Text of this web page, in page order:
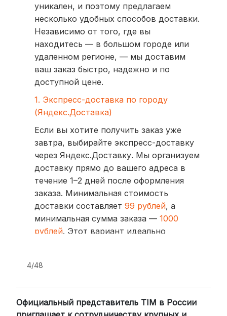
уникален, и поэтому предлагаем
несколько удобных способов доставки.
Независимо от того, где вы
находитесь — в большом городе или
удаленном регионе, — мы доставим
ваш заказ быстро, надежно и по
доступной цене.
1. Экспресс-доставка по городу
(Яндекс.Доставка)
Если вы хотите получить заказ уже
завтра, выбирайте экспресс-доставку
через Яндекс.Доставку. Мы организуем
доставку прямо до вашего адреса в
течение 1–2 дней после оформления
заказа. Минимальная стоимость
доставки составляет 99 рублей, а
минимальная сумма заказа — 1000
рублей. Этот вариант идеально
компании (СДЭК, BoxBerry, DPD)
Для клиентов из других регионов
4/48
Официальный представитель TIM в России